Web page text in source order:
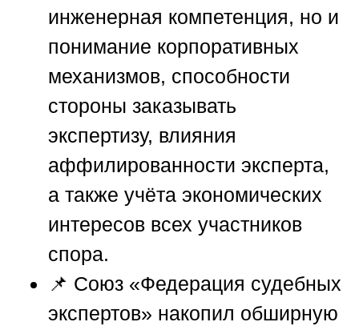
инженерная компетенция, но и
понимание корпоративных
механизмов, способности
стороны заказывать
экспертизу, влияния
аффилированности эксперта,
а также учёта экономических
интересов всех участников
спора.
📌 Союз «Федерация судебных
экспертов» накопил обширную